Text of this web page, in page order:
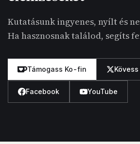
Kutatásunk ingyenes, nyílt és
Ha hasznosnak találod, segíts
Támogass Ko-fin
Facebook YouTube